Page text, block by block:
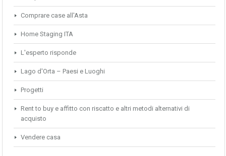
Comprare case all'Asta
Home Staging ITA
L'esperto risponde
Lago d'Orta – Paesi e Luoghi
Progetti
Rent to buy e affitto con riscatto e altri metodi alternativi di
acquisto
Vendere casa